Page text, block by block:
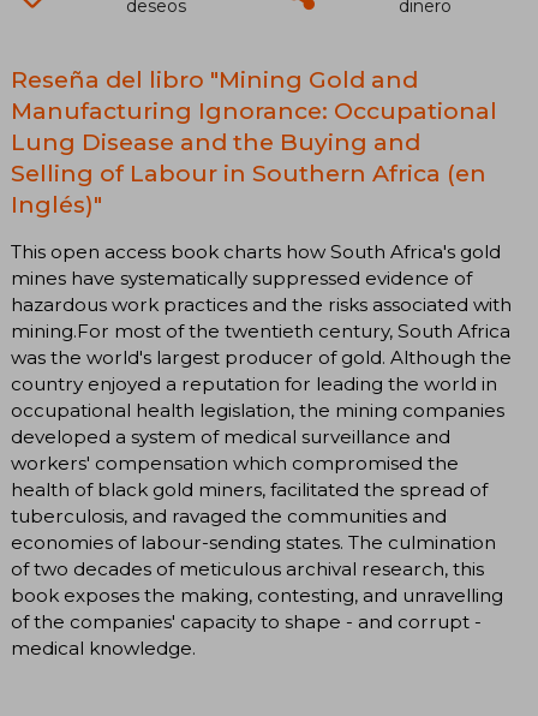
deseos
dinero
Reseña del libro "Mining Gold and
Manufacturing Ignorance: Occupational
Lung Disease and the Buying and
Selling of Labour in Southern Africa (en
Inglés)"
This open access book charts how South Africa's gold
mines have systematically suppressed evidence of
hazardous work practices and the risks associated with
mining.For most of the twentieth century, South Africa
was the world's largest producer of gold. Although the
country enjoyed a reputation for leading the world in
occupational health legislation, the mining companies
developed a system of medical surveillance and
workers' compensation which compromised the
health of black gold miners, facilitated the spread of
tuberculosis, and ravaged the communities and
economies of labour-sending states. The culmination
of two decades of meticulous archival research, this
book exposes the making, contesting, and unravelling
of the companies' capacity to shape - and corrupt -
medical knowledge.